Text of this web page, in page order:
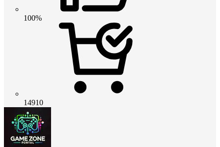
100%
14910